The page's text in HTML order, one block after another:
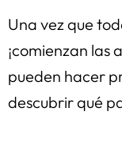
Una vez que
¡comienzan las
pueden hacer
descubrir qué